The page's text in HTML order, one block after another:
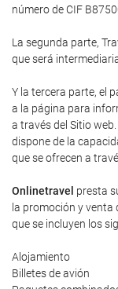
número de CIF
La segunda parte,
que será
Y la tercera parte, el
a la página para
a través del Sitio web.
dispone de la
que se ofrecen a
Onlinetravel presta
la promoción y
que se incluyen los
Alojamiento
Billetes de avión